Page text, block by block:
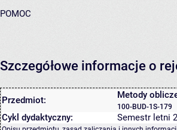
POMOC
Szczegółowe informacje o
Przedmiot: Metody
100-BUD-1S-179
Cykl dydaktyczny: Semestr letni